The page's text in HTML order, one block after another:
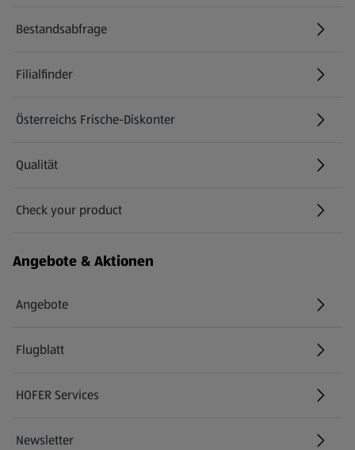
Bestandsabfrage
(öffnet in einem neuen Tab)
Filialfinder
Österreichs Frische-Diskonter
Qualität
Check your product
(öffnet in einem neuen Tab)
Angebote & Aktionen
Angebote
Flugblatt
HOFER Services
Newsletter